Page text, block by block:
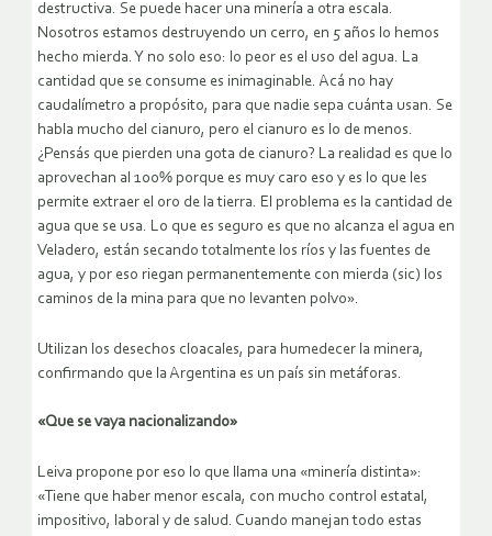
destructiva. Se puede hacer una minería a otra escala.
Nosotros estamos destruyendo un cerro, en 5 años lo hemos
hecho mierda. Y no solo eso: lo peor es el uso del agua. La
cantidad que se consume es inimaginable. Acá no hay
caudalímetro a propósito, para que nadie sepa cuánta usan. Se
habla mucho del cianuro, pero el cianuro es lo de menos.
¿Pensás que pierden una gota de cianuro? La realidad es que lo
aprovechan al 100% porque es muy caro eso y es lo que les
permite extraer el oro de la tierra. El problema es la cantidad de
agua que se usa. Lo que es seguro es que no alcanza el agua en
Veladero, están secando totalmente los ríos y las fuentes de
agua, y por eso riegan permanentemente con mierda (sic) los
caminos de la mina para que no levanten polvo».
Utilizan los desechos cloacales, para humedecer la minera,
confirmando que la Argentina es un país sin metáforas.
«Que se vaya nacionalizando»
Leiva propone por eso lo que llama una «minería distinta»:
«Tiene que haber menor escala, con mucho control estatal,
impositivo, laboral y de salud. Cuando manejan todo estas